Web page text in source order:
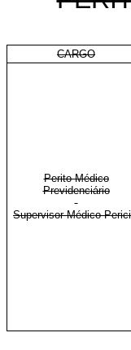
CARGO
Perito Médico
Previdenciário
Supervisor Médico-